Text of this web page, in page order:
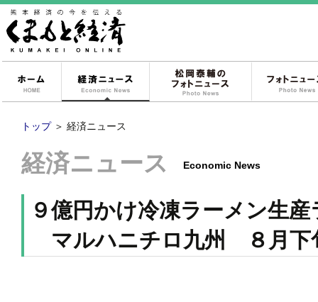
経済ニュース
トップ ＞ 経済ニュース
経済ニュース Economic News
９億円かけ冷凍ラーメン生
マルハニチロ九州 ８月下